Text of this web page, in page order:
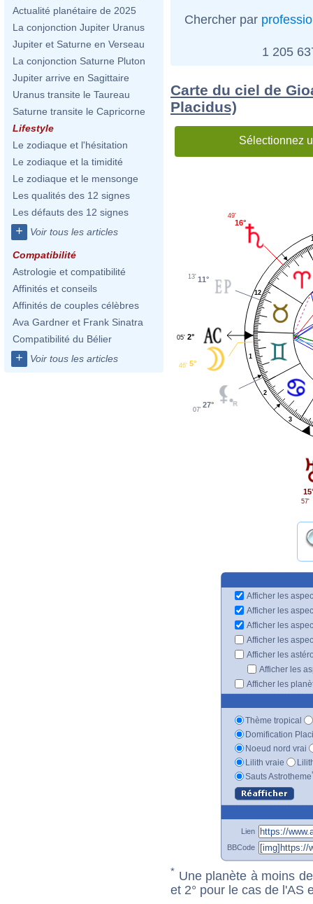
Actualité planétaire de 2025
La conjonction Jupiter Uranus
Jupiter et Saturne en Verseau
La conjonction Saturne Pluton
Jupiter arrive en Sagittaire
Uranus transite le Taureau
Saturne transite le Capricorne
Lifestyle
Le zodiaque et l'hésitation
Le zodiaque et la timidité
Le zodiaque et le mensonge
Les qualités des 12 signes
Les défauts des 12 signes
+ Voir tous les articles
Compatibilité
Astrologie et compatibilité
Affinités et conseils
Affinités de couples célèbres
Ava Gardner et Frank Sinatra
Compatibilité du Bélier
+ Voir tous les articles
Chercher par
1 205
Carte du ciel de
Placidus)
Sélectionnez
1
2
3
12
16°
49'
11°
13'
2°
05'
5°
46'
27°
07'
57'
Afficher les
Afficher les
Afficher les
Afficher les
Afficher les
Afficher les
Afficher les
Thème tropical
Domification
Noeud nord vrai
Lilith vraie
Sauts Astrotheme
Lien
BBCode
* Une planète à moins
et 2° pour le cas de l'AS